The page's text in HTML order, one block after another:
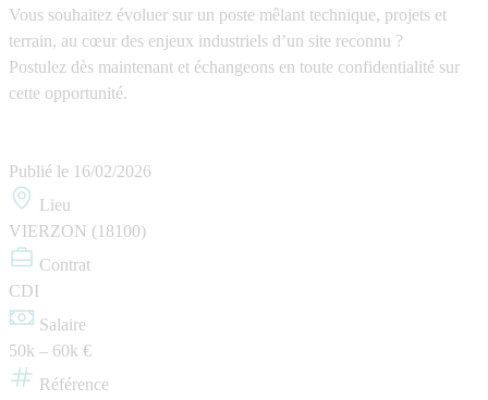
Vous souhaitez évoluer sur un poste mêlant technique, projets et
terrain, au cœur des enjeux industriels d’un site reconnu ?
Postulez dès maintenant et échangeons en toute confidentialité sur
cette opportunité.
Publié le 16/02/2026
Lieu
VIERZON (18100)
Contrat
CDI
Salaire
50k – 60k €
Référence